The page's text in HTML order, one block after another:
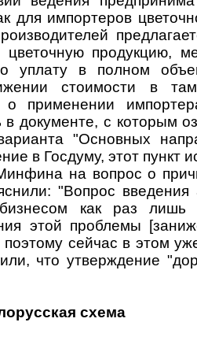
для импортеров
продукцию,
уплату в полном
стоимости в
о применении
документе, с которым
"Основных
в Госдуму, этот пункт
на вопрос о
"Вопрос
как раз лишь
этой проблемы
сейчас в этом
что утверждение
схема